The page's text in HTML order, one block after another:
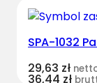
SPA-1032
29,63 zł
36,44 zł